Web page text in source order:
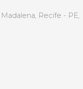
Recife - PE,